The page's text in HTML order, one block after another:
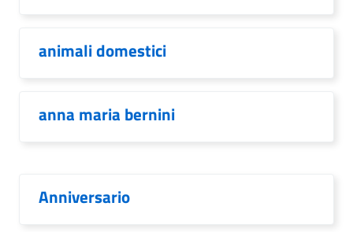
animali domestici
anna maria bernini
Anniversario